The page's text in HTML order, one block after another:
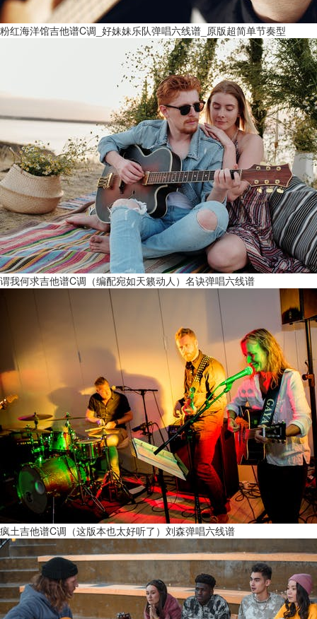
粉红海洋馆吉他谱C调_好妹妹乐队弹唱六线谱_原版超简单节奏型
谓我何求吉他谱C调（编配宛如天籁动人）名诀弹唱六线谱
疯土吉他谱C调（这版本也太好听了）刘森弹唱六线谱